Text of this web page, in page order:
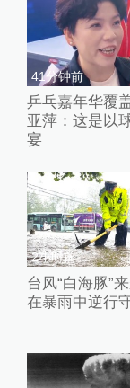
41分钟前
乒乓嘉年华覆
亚萍：这是以
宴
2小时前
台风“白海豚”
在暴雨中逆行